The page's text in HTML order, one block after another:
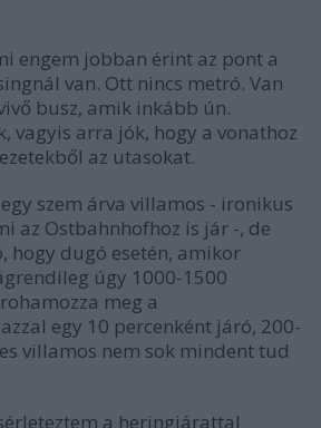
engem jobban érint az pont a
van. Ott nincs metró. Van
busz, amik inkább ún.
vagyis arra jók, hogy a vonathoz
az utasokat.
szem árva villamos - ironikus
az Ostbahnhofhoz is jár -, de
hogy dugó esetén, amikor
úgy 1000-1500
meg a
egy 10 percenként járó, 200-
villamos nem sok mindent tud
a heringjárattal